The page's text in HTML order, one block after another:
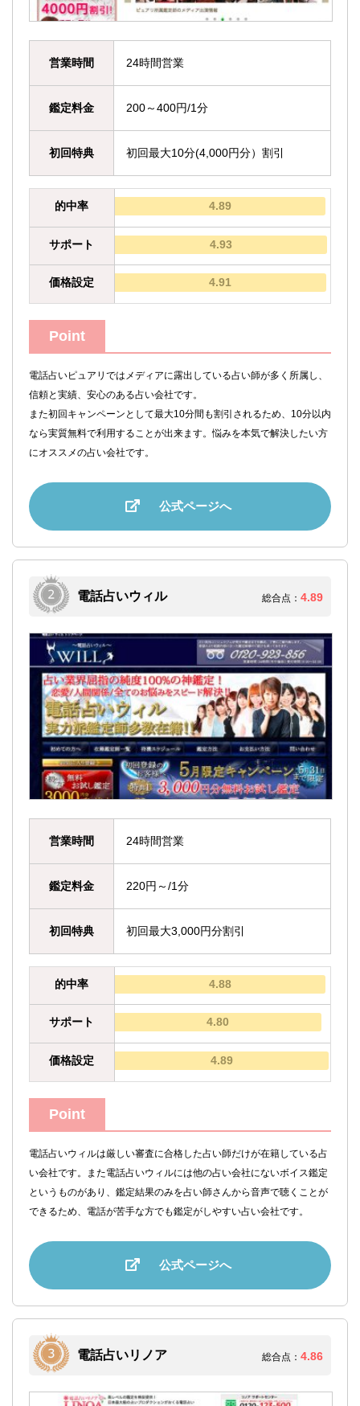
営業時間 24時間営業
鑑定料金 200～400円/1分
初回特典 初回最大10分(4,000円分）割引
的中率 4.89
サポート 4.93
価格設定 4.91
Point
電話占いピュアリではメディアに露出している占い師が多く所属し、
信頼と実績、安心のある占い会社です。
また初回キャンペーンとして最大10分間も割引されるため、10分以内
なら実質無料で利用することが出来ます。悩みを本気で解決したい方
にオススメの占い会社です。
公式ページへ
電話占いウィル 総合点： 4.89
営業時間 24時間営業
鑑定料金 220円～/1分
初回特典 初回最大3,000円分割引
的中率 4.88
サポート 4.80
価格設定 4.89
Point
電話占いウィルは厳しい審査に合格した占い師だけが在籍している占
い会社です。また電話占いウィルには他の占い会社にないボイス鑑定
というものがあり、鑑定結果のみを占い師さんから音声で聴くことが
できるため、電話が苦手な方でも鑑定がしやすい占い会社です。
公式ページへ
電話占いリノア 総合点： 4.86